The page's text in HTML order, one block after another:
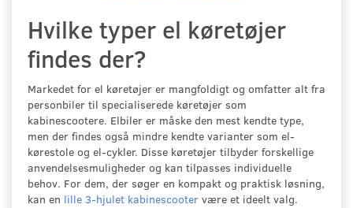
Hvilke typer el køretøjer
findes der?
Markedet for el køretøjer er mangfoldigt og omfatter alt fra
personbiler til specialiserede køretøjer som
kabinescootere. Elbiler er måske den mest kendte type,
men der findes også mindre kendte varianter som el-
kørestole og el-cykler. Disse køretøjer tilbyder forskellige
anvendelsesmuligheder og kan tilpasses individuelle
behov. For dem, der søger en kompakt og praktisk løsning,
kan en lille 3-hjulet kabinescooter være et ideelt valg.